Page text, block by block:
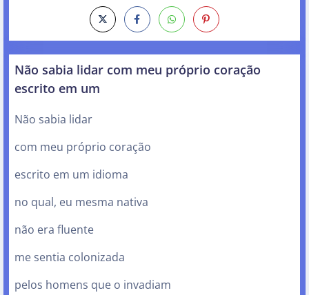
Não sabia lidar com meu próprio coração
escrito em um
Não sabia lidar
com meu próprio coração
escrito em um idioma
no qual, eu mesma nativa
não era fluente
me sentia colonizada
pelos homens que o invadiam